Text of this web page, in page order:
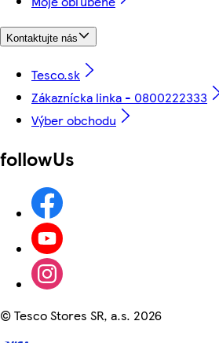
Kontaktujte nás
Tesco.sk
Zákaznícka linka - 0800222333
Výber obchodu
followUs
©Tesco Stores SR, a.s. 2026